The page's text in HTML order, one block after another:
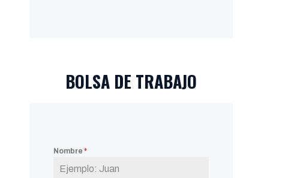
BOLSA DE TRABAJO
Nombre *